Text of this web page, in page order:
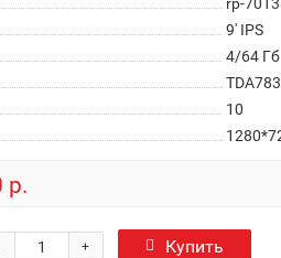
9' IPS
4/64 Гб
10
р.
+ Купить